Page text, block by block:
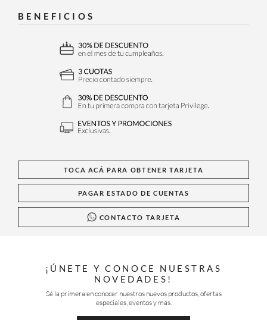
BENEFICIOS
TOCA ACÁ PARA OBTENER TARJETA
PAGAR ESTADO DE CUENTAS
CONTACTO TARJETA
¡ÚNETE Y CONOCE NUESTRAS
NOVEDADES!
Sé la primera en conocer nuestros nuevos productos, ofertas
especiales, eventos y más.